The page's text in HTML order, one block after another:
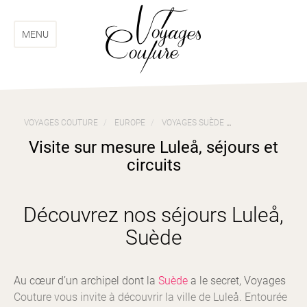
menu
contenuMENU
VOYAGES COUTURE EUROPE VOYAGES SUÈDE
Visite sur mesure Luleå, séjours et
circuits
Découvrez nos séjours Luleå,
Suède
Au cœur d’un archipel dont la Suède a le secret, Voyages
Couture vous invite à découvrir la ville de Luleå. Entourée